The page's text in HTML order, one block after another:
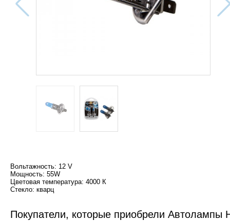
Вольтажность: 12 V
Мощность: 55W
Цветовая температура: 4000 К
Стекло: кварц
Покупатели, которые приобрели Автолампы